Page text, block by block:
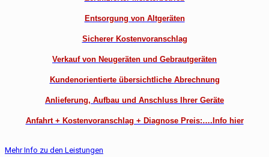
Entsorgung von Altgeräten
Sicherer Kostenvoranschlag
Verkauf von Neugeräten und Gebrautgeräten
Kundenorientierte übersichtliche Abrechnung
Anlieferung, Aufbau und Anschluss Ihrer Geräte
Anfahrt + Kostenvoranschlag + Diagnose Preis:….Info hier
Mehr Info zu den Leistungen